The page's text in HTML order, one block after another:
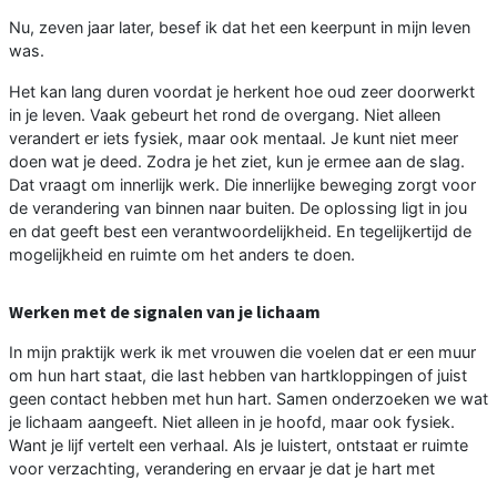
Nu, zeven jaar later, besef ik dat het een keerpunt in mijn leven
was.
Het kan lang duren voordat je herkent hoe oud zeer doorwerkt
in je leven. Vaak gebeurt het rond de overgang. Niet alleen
verandert er iets fysiek, maar ook mentaal. Je kunt niet meer
doen wat je deed. Zodra je het ziet, kun je ermee aan de slag.
Dat vraagt om innerlijk werk. Die innerlijke beweging zorgt voor
de verandering van binnen naar buiten. De oplossing ligt in jou
en dat geeft best een verantwoordelijkheid. En tegelijkertijd de
mogelijkheid en ruimte om het anders te doen.
Werken met de signalen van je lichaam
In mijn praktijk werk ik met vrouwen die voelen dat er een muur
om hun hart staat, die last hebben van hartkloppingen of juist
geen contact hebben met hun hart. Samen onderzoeken we wat
je lichaam aangeeft. Niet alleen in je hoofd, maar ook fysiek.
Want je lijf vertelt een verhaal. Als je luistert, ontstaat er ruimte
voor verzachting, verandering en ervaar je dat je hart met